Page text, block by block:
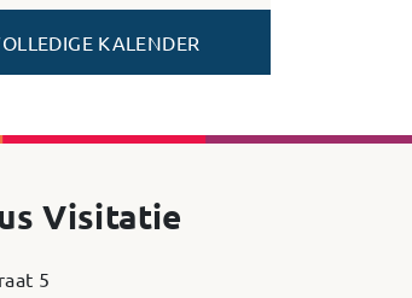
KALENDER
Visitatie
5